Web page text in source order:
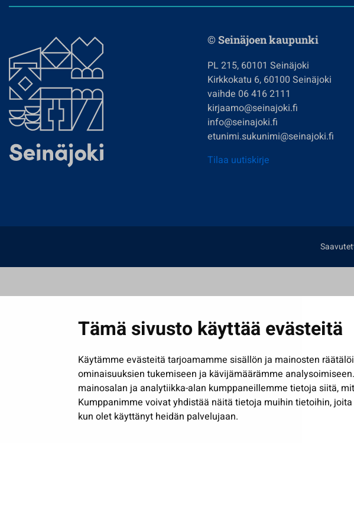
Tämä sivusto käyttää evästeitä
Käytämme evästeitä tarjoamamme sisällön ja mainosten
ominaisuuksien tukemiseen ja kävijämäärämme
mainosalan ja analytiikka-alan kumppaneillemme tietoja siitä,
Kumppanimme voivat yhdistää näitä tietoja muihin tietoihin,
kun olet käyttänyt heidän palvelujaan.
© Seinäjoen kaupunki
PL 215, 60101 Seinäjoki
Kirkkokatu 6, 60100 Seinäjoki
vaihde 06 416 2111
kirjaamo@seinajoki.fi
info@seinajoki.fi
etunimi.sukunimi@seinajoki.fi
Tilaa uutiskirje